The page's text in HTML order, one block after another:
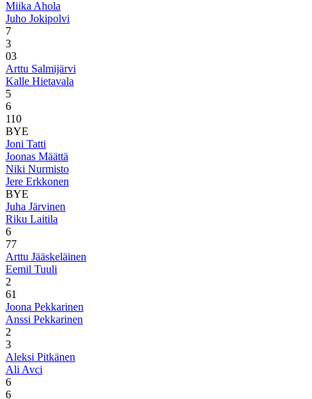
Miika Ahola
Juho Jokipolvi
7
3
03
Arttu Salmijärvi
Kalle Hietavala
5
6
110
BYE
Joni Tatti
Joonas Määttä
Niki Nurmisto
Jere Erkkonen
BYE
Juha Järvinen
Riku Laitila
6
77
Arttu Jääskeläinen
Eemil Tuuli
2
61
Joona Pekkarinen
Anssi Pekkarinen
2
3
Aleksi Pitkänen
Ali Avci
6
6